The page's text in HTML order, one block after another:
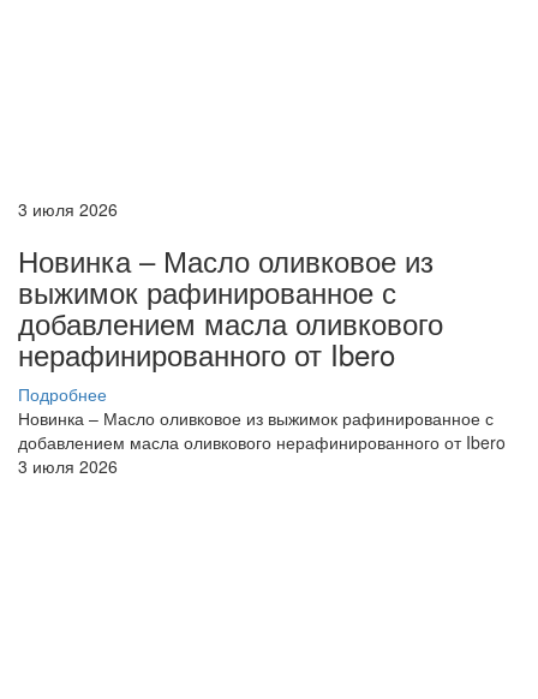
3 июля 2026
Новинка – Масло оливковое из
выжимок рафинированное с
добавлением масла оливкового
нерафинированного от Ibero
Подробнее
Новинка – Масло оливковое из выжимок рафинированное с
добавлением масла оливкового нерафинированного от Ibero
3 июля 2026